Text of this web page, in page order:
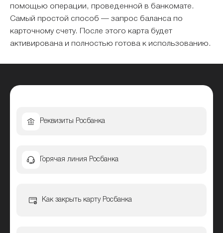
помощью операции, проведенной в банкомате.
Самый простой способ — запрос баланса по
карточному счету. После этого карта будет
активирована и полностью готова к использованию.
Реквизиты Росбанка
Горячая линия Росбанка
Как закрыть карту Росбанка